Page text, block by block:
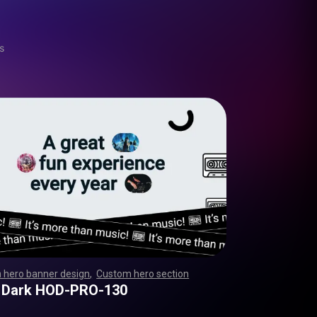
hero banner design ,Custom hero section
,,,,,,,,,,,,,,,,,,,,,, ,,,,,,,,,,,,,,,,,,,,,,,
,,,,,,,,,,,,,,,,,,,,,, ,,,,,,,,,,,,,,,,,,,,,,,
HOD-PRO-130